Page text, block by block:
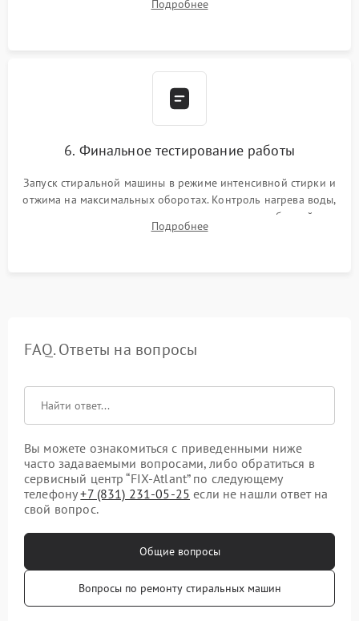
герметиком для предотвращения возможных протечек воды.
Подробнее
6. Финальное тестирование работы
Запуск стиральной машины в режиме интенсивной стирки и
отжима на максимальных оборотах. Контроль нагрева воды,
корректности слива, отсутствия излишних вибраций,
посторонних стуков и протечек под корпусом.
Подробнее
FAQ. Ответы на вопросы
Вы можете ознакомиться с приведенными ниже
часто задаваемыми вопросами, либо обратиться в
сервисный центр “FIX-Atlant” по следующему
телефону+7 (831) 231-05-25 если не нашли ответ на
свой вопрос.
Общие вопросы
Вопросы по ремонту стиральных машин